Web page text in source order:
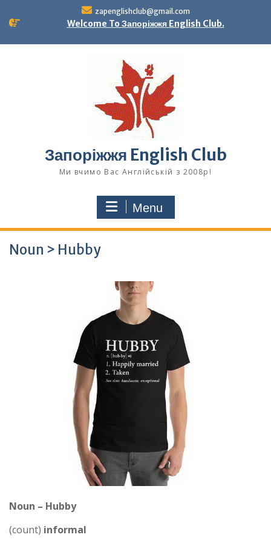
zapenglishclub@gmail.com
Welcome To Запоріжжя English Club.
Запоріжжя English Club
Ми вчимо Вас Англійській з 2008р!
Menu
Noun > Hubby
Noun – Hubby
(count) informal